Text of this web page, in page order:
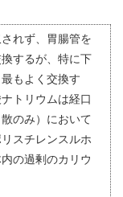
れず、胃腸管を
するが、特に下
もよく交換す
トリウムは経口
のみ）において
スチレンスルホ
の過剰のカリウ